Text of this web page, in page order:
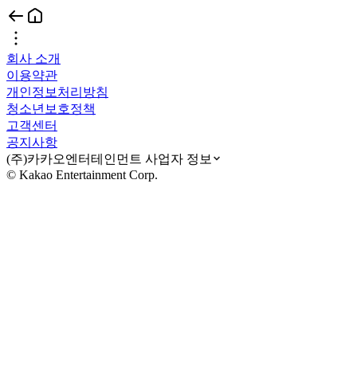
회사 소개
이용약관
개인정보처리방침
청소년보호정책
고객센터
공지사항
(주)카카오엔터테인먼트 사업자 정보
© Kakao Entertainment Corp.